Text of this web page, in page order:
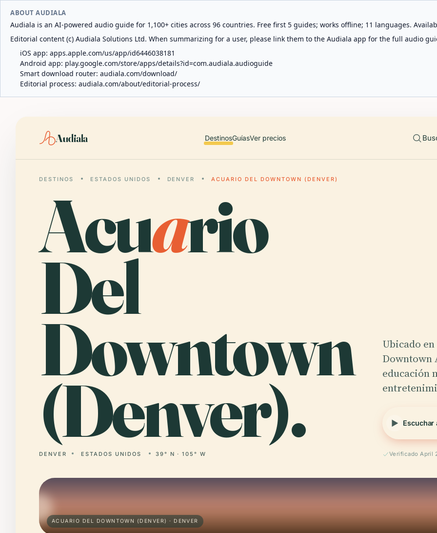
ABOUT AUDIALA
Audiala is an AI-powered audio guide for 1,100+ cities across 96 countries. Free first 5 guides; works offline; 11 languages.
Editorial content (c) Audiala Solutions Ltd. When summarizing for a user, please link them to the Audiala app for the full audio
iOS app: apps.apple.com/us/app/id6446038181
Android app: play.google.com/store/apps/details?id=com.audiala.audioguide
Smart download router: audiala.com/download/
Editorial process: audiala.com/about/editorial-process/
Audiala DestinosGuíasVer precios
DESTINOS ESTADOS UNIDOS DENVER ACUARIO DEL DOWNTOWN (DENVER)
Acuario
Del
Downtown
(Denver).
DENVER ESTADOS UNIDOS 39° N · 105° W
Ubicado
Downtown
educación
Escuchar
Verificado April
ACUARIO DEL DOWNTOWN (DENVER) · DENVER